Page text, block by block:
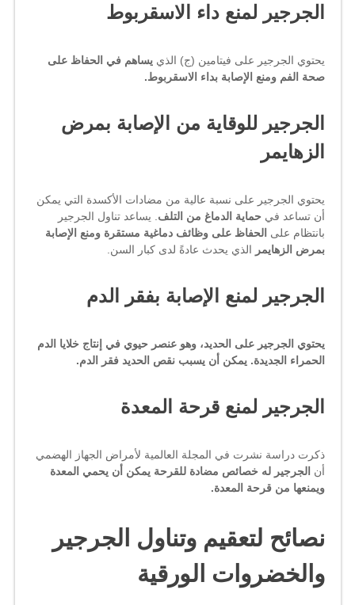
الجرجير لمنع داء الاسقربوط
يحتوي الجرجير على فيتامين (ج) الذي يساهم في الحفاظ على
صحة الفم ومنع الإصابة بداء الاسقربوط.
الجرجير للوقاية من الإصابة بمرض
الزهايمر
يحتوي الجرجير على نسبة عالية من مضادات الأكسدة التي يمكن
أن تساعد في حماية الدماغ من التلف . يساعد تناول الجرجير
بانتظام على الحفاظ على وظائف دماغية مستقرة ومنع الإصابة
بمرض الزهايمر الذي يحدث عادةً لدى كبار السن.
الجرجير لمنع الإصابة بفقر الدم
يحتوي الجرجير على الحديد، وهو عنصر حيوي في إنتاج خلايا الدم
الحمراء الجديدة. يمكن أن يسبب نقص الحديد فقر الدم.
الجرجير لمنع قرحة المعدة
ذكرت دراسة نشرت في المجلة العالمية لأمراض الجهاز الهضمي
أن الجرجير له خصائص مضادة للقرحة يمكن أن يحمي المعدة
ويمنعها من قرحة المعدة.
نصائح لتعقيم وتناول الجرجير
والخضروات الورقية